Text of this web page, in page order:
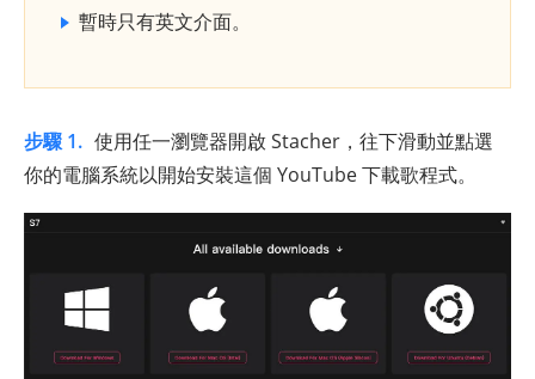
暫時只有英文介面。
步驟 1. 使用任一瀏覽器開啟 Stacher，往下滑動並點選
你的電腦系統以開始安裝這個 YouTube 下載歌程式。